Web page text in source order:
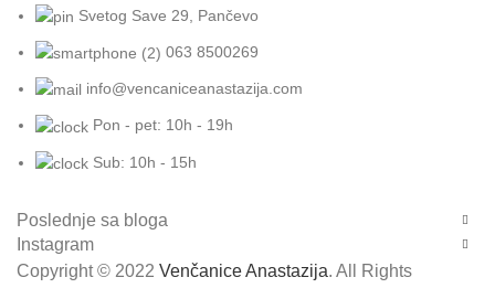
Svetog Save 29, Pančevo
063 8500269
info@vencaniceanastazija.com
Pon - pet: 10h - 19h
Sub: 10h - 15h
Poslednje sa bloga
Instagram
Copyright © 2022 Venčanice Anastazija. All Rights